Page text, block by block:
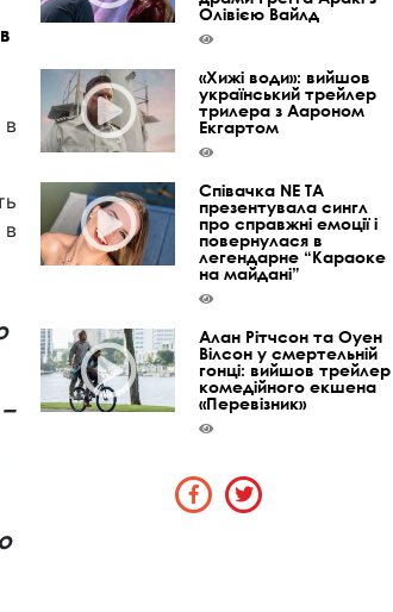
в
в
Олівією Вайлд
«Хижі води»: вийшов
український трейлер
трилера з Аароном
Екгартом
Співачка NE TA
презентувала сингл
про справжні емоції і
повернулася в
легендарне “Караоке
на майдані”
Алан Рітчсон та Оуен
Вілсон у смертельній
гонці: вийшов трейлер
комедійного екшена
«Перевізник»